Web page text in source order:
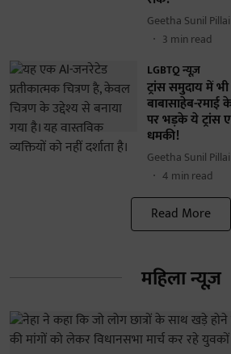
Geetha Sunil Pillai
3 min read
LGBTQ न्यूज़
ट्रांस समुदाय में
बाबासाहेब-
पर भड़के ये ट्रांस
धमकी!
Geetha Sunil Pillai
4 min read
Read More
महिला न्यूज़